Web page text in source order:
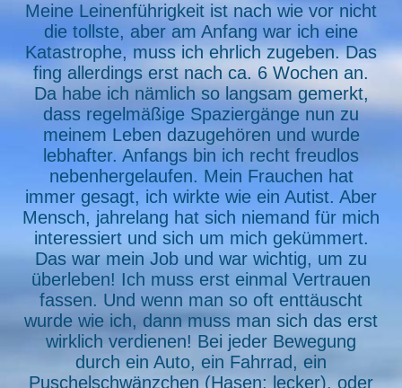
Meine Leinenführigkeit ist nach wie vor nicht
die tollste, aber am Anfang war ich eine
Katastrophe, muss ich ehrlich zugeben. Das
fing allerdings erst nach ca. 6 Wochen an.
Da habe ich nämlich so langsam gemerkt,
dass regelmäßige Spaziergänge nun zu
meinem Leben dazugehören und wurde
lebhafter. Anfangs bin ich recht freudlos
nebenhergelaufen. Mein Frauchen hat
immer gesagt, ich wirkte wie ein Autist. Aber
Mensch, jahrelang hat sich niemand für mich
interessiert und sich um mich gekümmert.
Das war mein Job und war wichtig, um zu
überleben! Ich muss erst einmal Vertrauen
fassen. Und wenn man so oft enttäuscht
wurde wie ich, dann muss man sich das erst
wirklich verdienen! Bei jeder Bewegung
durch ein Auto, ein Fahrrad, ein
Puschelschwänzchen (Hasen; lecker), oder